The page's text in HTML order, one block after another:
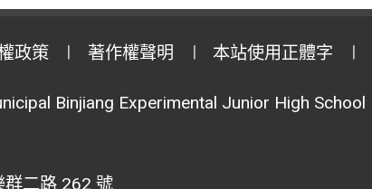
政策 著作權聲明 本站使用正體字
Binjiang Experimental Junior High School
二路 262 號